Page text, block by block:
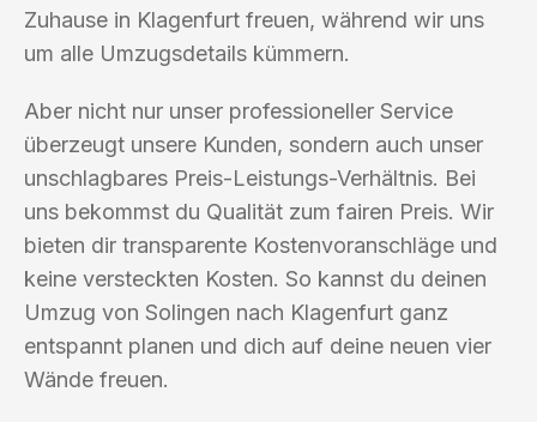
Zuhause in Klagenfurt freuen, während wir uns
um alle Umzugsdetails kümmern.
Aber nicht nur unser professioneller Service
überzeugt unsere Kunden, sondern auch unser
unschlagbares Preis-Leistungs-Verhältnis. Bei
uns bekommst du Qualität zum fairen Preis. Wir
bieten dir transparente Kostenvoranschläge und
keine versteckten Kosten. So kannst du deinen
Umzug von Solingen nach Klagenfurt ganz
entspannt planen und dich auf deine neuen vier
Wände freuen.